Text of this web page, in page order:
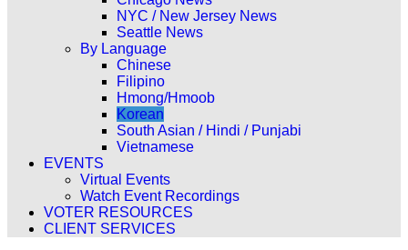
NYC / New Jersey News
Seattle News
By Language
Chinese
Filipino
Hmong/Hmoob
Korean
South Asian / Hindi / Punjabi
Vietnamese
EVENTS
Virtual Events
Watch Event Recordings
VOTER RESOURCES
CLIENT SERVICES